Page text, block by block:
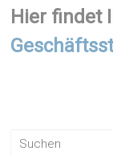
Hier findet